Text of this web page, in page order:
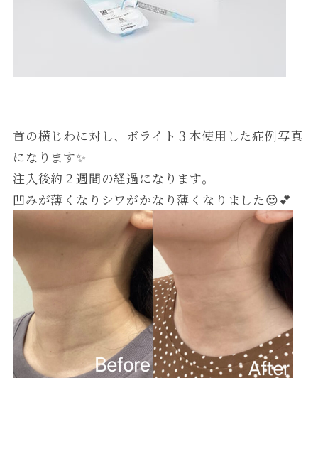
首の横じわに対し、ボライト３本使用した症例写真
になります✨
注入後約２週間の経過になります。
凹みが薄くなりシワがかなり薄くなりました😍💕